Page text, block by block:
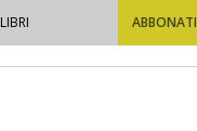
LIBRI